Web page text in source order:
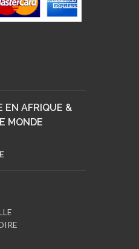
EN AFRIQUE &
MONDE